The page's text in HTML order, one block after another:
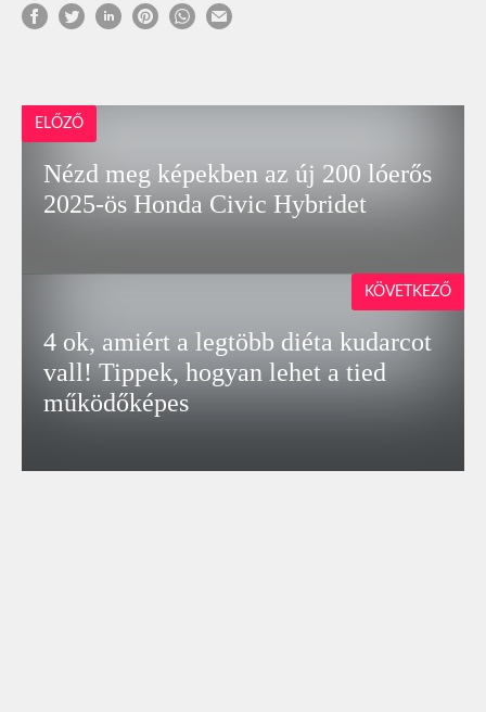
ELŐZŐ
Nézd meg képekben az új 200 lóerős
2025-ös Honda Civic Hybridet
4 ok, amiért a legtöbb diéta kudarcot
vall! Tippek, hogyan lehet a tied
működőképes
KÖVETKEZŐ